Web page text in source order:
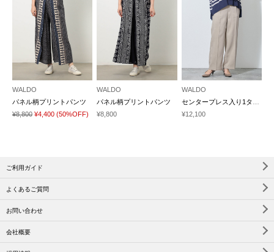
WALDO
パネル柄プリントパンツ
¥8,800 ¥4,400 (50%OFF)
WALDO
パネル柄プリントパンツ
¥8,800
WALDO
¥12,100
ご利用ガイド
よくあるご質問
お問い合わせ
会社概要